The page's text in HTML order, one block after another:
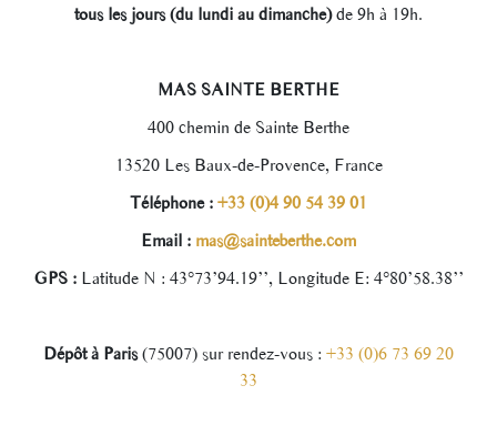
tous les jours (du lundi au dimanche)de 9h à 19h.
MAS SAINTE BERTHE
400 chemin de Sainte Berthe
13520 Les Baux-de-Provence, France
Téléphone : +33 (0)4 90 54 39 01
Email : mas@sainteberthe.com
GPS :Latitude N : 43°73’94.19’’, Longitude E: 4°80’58.38’’
Dépôt à Paris(75007) sur rendez-vous : +33 (0)6 73 69 20
33